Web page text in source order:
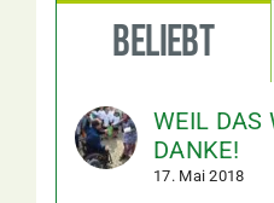
Beliebt
WEIL DAS
DANKE!
17. Mai 2018